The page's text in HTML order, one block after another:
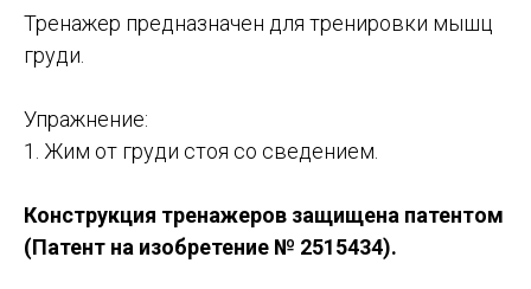
Тренажер предназначен для тренировки мышц
груди.
Упражнение:
1. Жим от груди стоя со сведением.
Конструкция тренажеров защищена патентом
(Патент на изобретение № 2515434).